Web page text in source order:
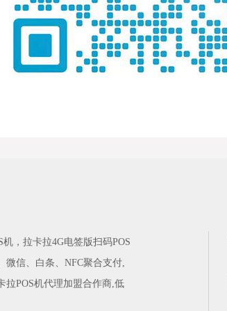
，拉卡拉4G电签版扫码POS
微信、白条、NFC聚合支付,
拉POS机代理加盟合作商,低